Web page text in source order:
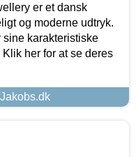
er et dansk
og moderne udtryk.
sine karakteristiske
her for at se deres